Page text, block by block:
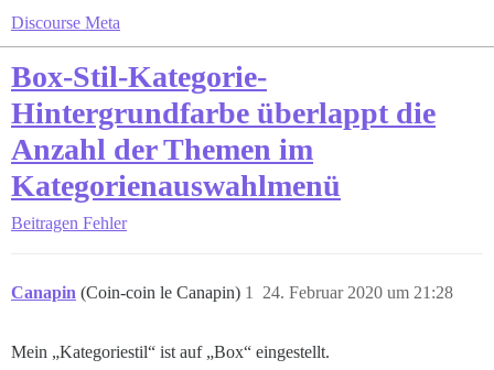
Discourse Meta
Box-Stil-Kategorie-
Hintergrundfarbe überlappt die
Anzahl der Themen im
Kategorienauswahlmenü
Beitragen Fehler
Canapin (Coin-coin le Canapin) 24. Februar 2020 um 21:28
1
Mein „Kategoriestil“ ist auf „Box“ eingestellt.